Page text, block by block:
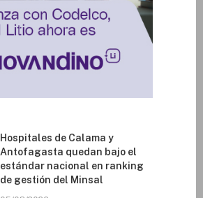
Hospitales de Calama y
Antofagasta quedan bajo el
estándar nacional en ranking
de gestión del Minsal